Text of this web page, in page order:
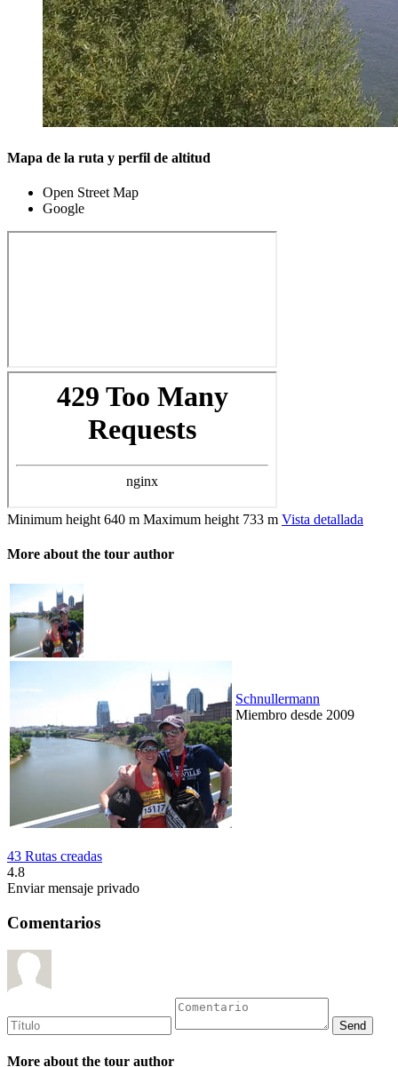
Mapa de la ruta y perfil de altitud
Open Street Map
Google
Minimum height 640 m Maximum height 733 m Vista detallada
More about the tour author
Schnullermann
Miembro desde 2009
43 Rutas creadas
4.8
Enviar mensaje privado
Comentarios
More about the tour author